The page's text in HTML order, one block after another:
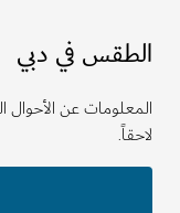
في دبي
عن الأحوال الجوية